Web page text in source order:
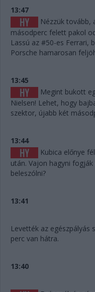
13:47
Nézzük tovább,
másodperc felett pakol
Lassú az #50-es Ferrari,
Porsche hamarosan
13:45
Megint bukott
Nielsen! Lehet, hogy
szektor, újabb két
13:44
Kubica előnye
után. Vajon hagyni
beleszólni?
13:41
Levették az egészpályás
perc van hátra.
13:40